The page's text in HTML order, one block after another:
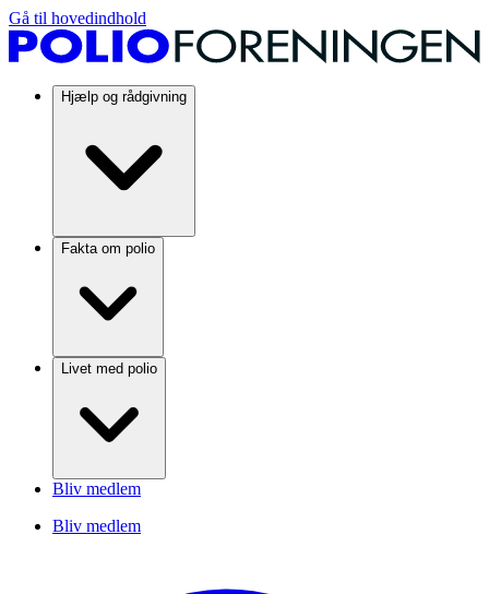
Gå til hovedindhold
Hjælp og rådgivning
Fakta om polio
Livet med polio
Bliv medlem
Bliv medlem